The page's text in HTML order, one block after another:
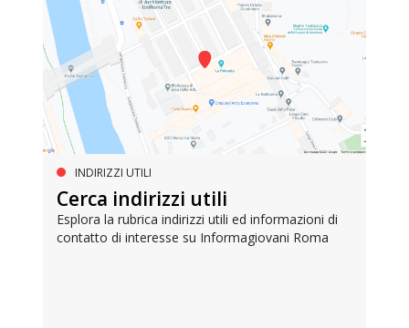
INDIRIZZI UTILI
Cerca indirizzi utili
Esplora la rubrica indirizzi utili ed informazioni di
contatto di interesse su Informagiovani Roma